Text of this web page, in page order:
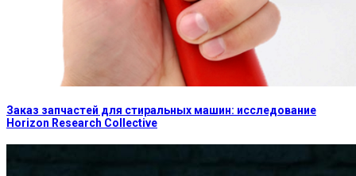
Заказ запчастей для стиральных машин: исследование
Horizon Research Collective